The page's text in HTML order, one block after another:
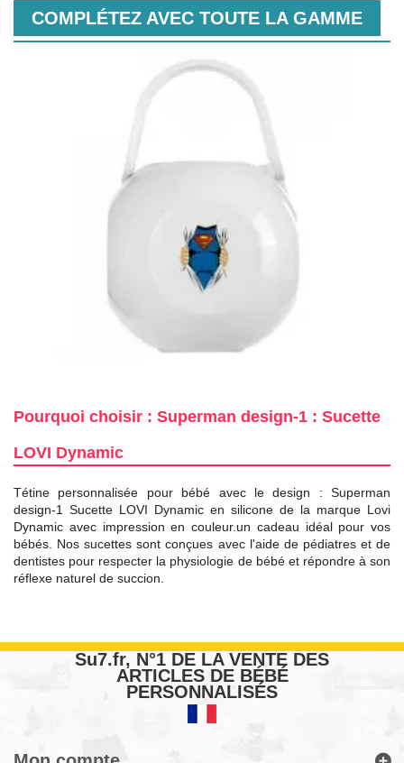
COMPLÉTEZ AVEC TOUTE LA GAMME
Pourquoi choisir : Superman design-1 : Sucette
LOVI Dynamic
Tétine personnalisée pour bébé avec le design : Superman
design-1 Sucette LOVI Dynamic en silicone de la marque Lovi
Dynamic avec impression en couleur.un cadeau idéal pour vos
bébés. Nos sucettes sont conçues avec l'aide de pédiatres et de
dentistes pour respecter la physiologie de bébé et répondre à son
réflexe naturel de succion.
Su7.fr, N°1 DE LA VENTE DES
ARTICLES DE BÉBÉ
PERSONNALISÉS